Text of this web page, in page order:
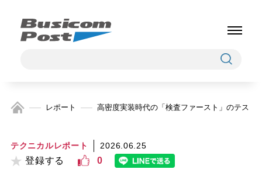
レポート 高密度実装時代の「検査ファースト」のテスト
テクニカルレポート 2026.06.25
登録する 0